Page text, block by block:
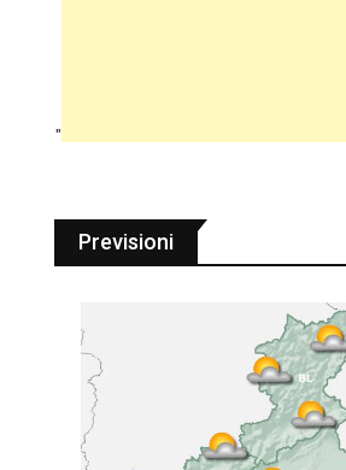
"
Previsioni